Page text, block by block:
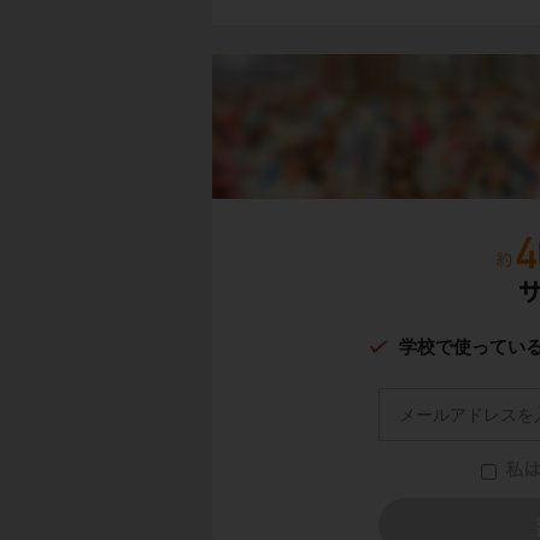
学校で使ってい